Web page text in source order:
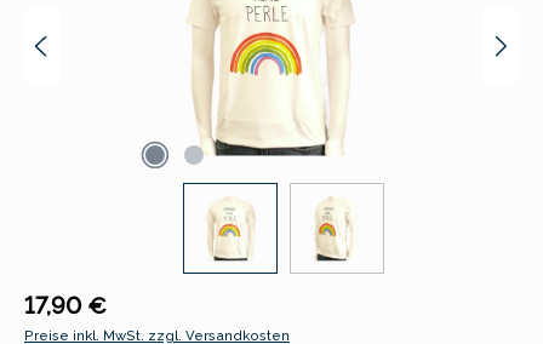
Regulärer Preis:
17,90 €
Preise inkl. MwSt. zzgl. Versandkosten